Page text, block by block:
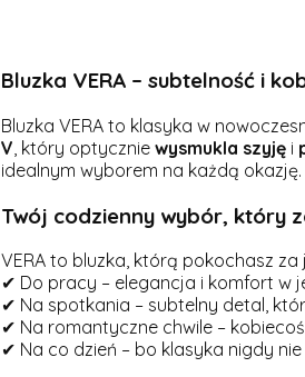
Bluzka VERA – subtelność i
Bluzka VERA to klasyka w
V , który optycznie wysmukla szyjęi
idealnym wyborem na każdą okazję.
Twój codzienny wybór, który
VERA to bluzka, którą pokochasz
✔ Do pracy – elegancja i komfort w
✔ Na spotkania – subtelny detal,
✔ Na romantyczne chwile –
✔ Na co dzień – bo klasyka nigdy